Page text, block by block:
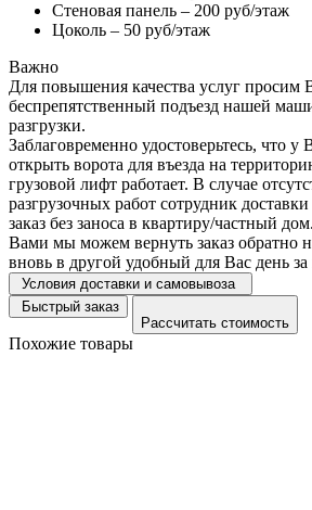
Стеновая панель – 200 руб/этаж
Цоколь – 50 руб/этаж
Важно
Для повышения качества услуг просим
беспрепятственный подъезд нашей
разгрузки.
Заблаговременно удостоверьтесь, что у
открыть ворота для въезда на
грузовой лифт работает. В случае
разгрузочных работ сотрудник
заказ без заноса в квартиру/частный
Вами мы можем вернуть заказ обратно
вновь в другой удобный для Вас день
Условия доставки и самовывоза
Быстрый заказ
Рассчитать стоимость
Похожие товары